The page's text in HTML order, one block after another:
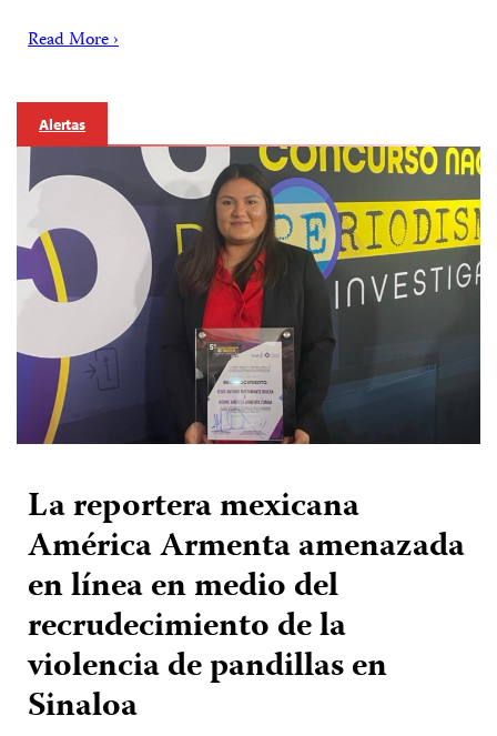
Read More ›
Alertas
La reportera mexicana
América Armenta amenazada
en línea en medio del
recrudecimiento de la
violencia de pandillas en
Sinaloa